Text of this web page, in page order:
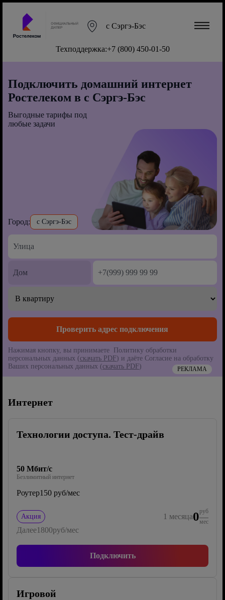
с Сэргэ-Бэс
Техподдержка:+7 (800) 450-01-50
Подключить домашний интернет
Ростелеком в с Сэргэ-Бэс
Выгодные тарифы под
любые задачи
Город: с Сэргэ-Бэс
Нажимая кнопку, вы принимаете Политику обработки
персональных данных (скачать PDF) и даёте Согласие на обработку
Ваших персональных данных (скачать PDF) РЕКЛАМА
Интернет
Технологии доступа. Тест-драйв
50 Мбит/с
Безлимитный интернет
Роутер150 руб/мес
Акция 1 месяца0руб
мес
Далее1800руб/мес
Подключить
Игровой